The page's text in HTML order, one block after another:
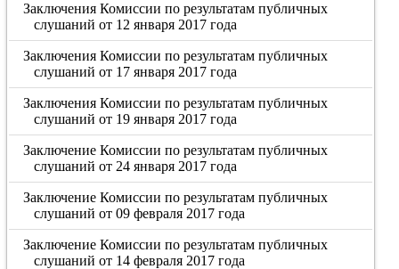
Заключения Комиссии по результатам публичных
слушаний от 12 января 2017 года
Заключения Комиссии по результатам публичных
слушаний от 17 января 2017 года
Заключения Комиссии по результатам публичных
слушаний от 19 января 2017 года
Заключение Комиссии по результатам публичных
слушаний от 24 января 2017 года
Заключение Комиссии по результатам публичных
слушаний от 09 февраля 2017 года
Заключение Комиссии по результатам публичных
слушаний от 14 февраля 2017 года